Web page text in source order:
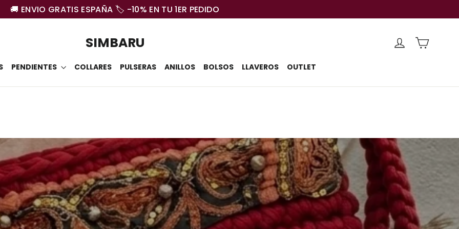
🚚 ENVIO GRATIS ESPAÑA 🏷️ -10% EN TU 1ER PEDIDO
SIMBARU INGRESAR
PENDIENTES COLLARES PULSERAS ANILLOS BOLSOS LLAVEROS OUTLET